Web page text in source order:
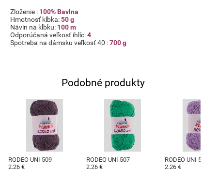
Zloženie : 100% Bavlna
Hmotnosť klbka:50 g
Návin na klbku: 100 m
Odporúčaná veľkosť ihlíc:4
Spotreba na dámsku veľkosť 40 :700 g
Podobné produkty
RODEO UNI 509
2.26 €
RODEO UNI 507
2.26 €
RODEO UNI 504
2.26 €